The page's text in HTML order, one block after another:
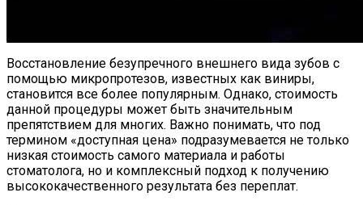
Восстановление безупречного внешнего вида зубов с
помощью микропротезов, известных как виниры,
становится все более популярным. Однако, стоимость
данной процедуры может быть значительным
препятствием для многих. Важно понимать, что под
термином «доступная цена» подразумевается не только
низкая стоимость самого материала и работы
стоматолога, но и комплексный подход к получению
высококачественного результата без переплат.